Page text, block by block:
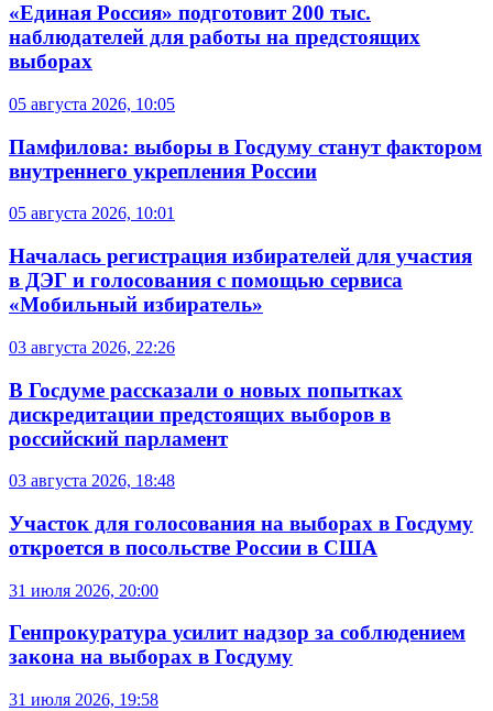
«Единая Россия» подготовит 200 тыс.
наблюдателей для работы на предстоящих
выборах
05 августа 2026, 10:05
Памфилова: выборы в Госдуму станут фактором
внутреннего укрепления России
05 августа 2026, 10:01
Началась регистрация избирателей для участия
в ДЭГ и голосования с помощью сервиса
«Мобильный избиратель»
03 августа 2026, 22:26
В Госдуме рассказали о новых попытках
дискредитации предстоящих выборов в
российский парламент
03 августа 2026, 18:48
Участок для голосования на выборах в Госдуму
откроется в посольстве России в США
31 июля 2026, 20:00
Генпрокуратура усилит надзор за соблюдением
закона на выборах в Госдуму
31 июля 2026, 19:58